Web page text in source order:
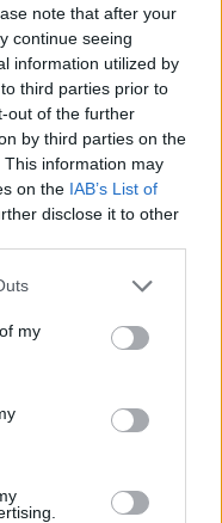
note that after your
continue seeing
information utilized by
third parties prior to
out of the further
by third parties on the
This information may
on the IAB’s List of
disclose it to other
my